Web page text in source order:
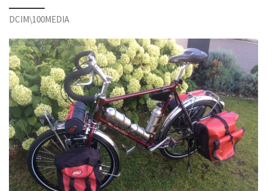
DCIM\100MEDIA